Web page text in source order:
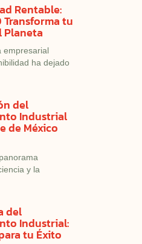
Rentable:
Transforma tu
Planeta
empresarial
ha dejado
del
Industrial
de México
y la
del
Industrial:
tu Éxito